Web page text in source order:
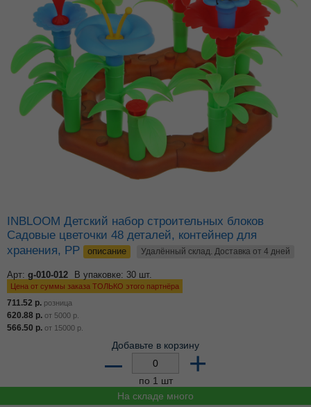
INBLOOM Детский набор строительных блоков
Садовые цветочки 48 деталей, контейнер для
хранения, PP
описание Удалённый склад. Доставка от 4 дней
Арт: g-010-012 В упаковке: 30 шт.
Цена от суммы заказа ТОЛЬКО этого партнёра
711.52 р. розница
620.88 р. от 5000 р.
566.50 р. от 15000 р.
Добавьте в корзину
– +
по 1 шт
На складе много